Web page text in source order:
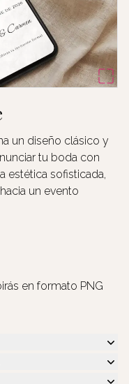
un diseño clásico y
tu boda con
estética sofisticada,
un evento
en formato PNG